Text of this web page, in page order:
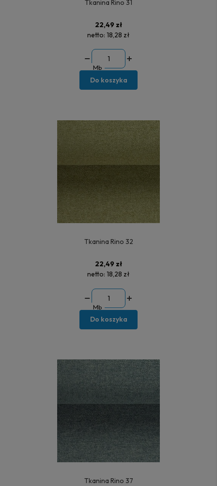
Tkanina Rino 31
22,49 zł
netto: 18,28 zł
Mb
Do koszyka
Tkanina Rino 32
22,49 zł
netto: 18,28 zł
Mb
Do koszyka
Tkanina Rino 37